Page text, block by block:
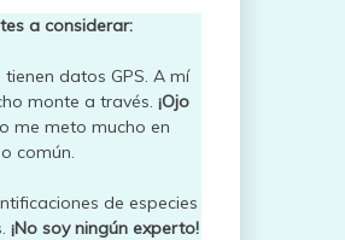
a considerar:
datos GPS. A mí
monte a través. ¡Ojo
me meto mucho en
común.
de especies
¡No soy ningún experto!